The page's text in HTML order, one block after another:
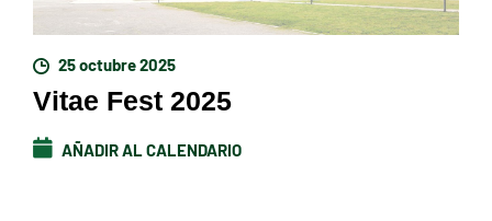
25 octubre 2025
Vitae Fest 2025
AÑADIR AL CALENDARIO